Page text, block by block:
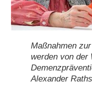
Maßnahmen
werden von
Alexander